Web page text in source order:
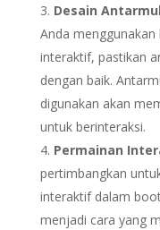
Desain
Anda
interaktif, pastikan
dengan baik.
digunakan akan
untuk berinteraksi.
Permainan
pertimbangkan
interaktif dalam
menjadi cara yang